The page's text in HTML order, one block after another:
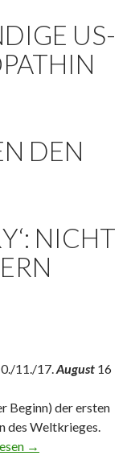
US-
DEN
NICHT D
D
11./17.August 16
Beginn) der ersten
des Weltkrieges.
US-
→